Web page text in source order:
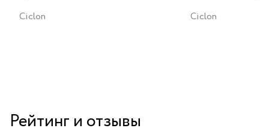
Ciclon Ciclon
Рейтинг и отзывы